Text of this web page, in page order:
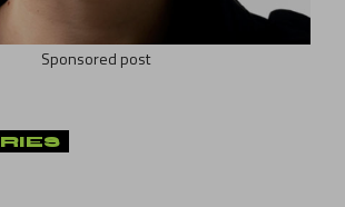
Sponsored post